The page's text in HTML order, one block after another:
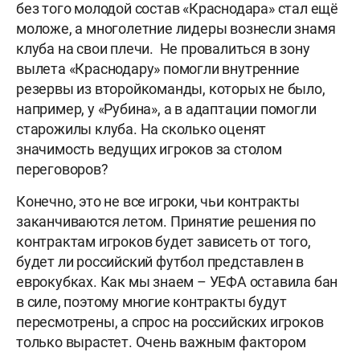
без того молодой состав «Краснодара» стал ещё
моложе, а многолетние лидеры вознесли знамя
клуба на свои плечи. Не провалиться в зону
вылета «Краснодару» помогли внутренние
резервы из второйкоманды, которых не было,
например, у «Рубина», а в адаптации помогли
старожилы клуба. На сколько оценят
значимость ведущих игроков за столом
переговоров?
Конечно, это не все игроки, чьи контракты
заканчиваются летом. Принятие решения по
контрактам игроков будет зависеть от того,
будет ли российский футбол представлен в
еврокубках. Как мы знаем – УЕФА оставила бан
в силе, поэтому многие контракты будут
пересмотрены, а спрос на российских игроков
только вырастет. Очень важным фактором